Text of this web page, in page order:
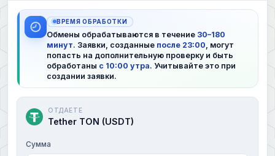
ВРЕМЯ ОБРАБОТКИ
Обмены обрабатываются в течение 30–180
минут. Заявки, созданные после 23:00 , могут
попасть на дополнительную проверку и быть
обработаны с 10:00 утра. Учитывайте это при
создании заявки.
ОТДАЕТЕ
Tether TON (USDT)
Сумма